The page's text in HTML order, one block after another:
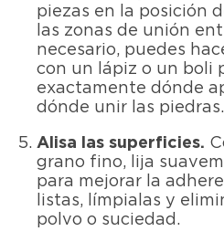
piezas en la posición
las zonas de unión
necesario, puedes
con un lápiz o un boli
exactamente dónde
dónde unir las piedras.
Alisa las superficies.
grano fino, lija
para mejorar la
listas, límpialas y
polvo o suciedad.